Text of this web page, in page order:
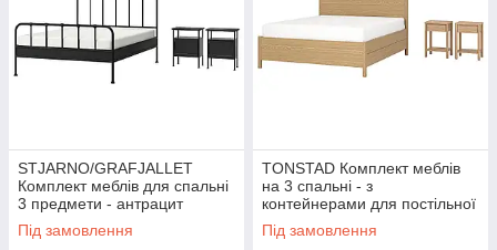
STJARNO/GRAFJALLET
Комплект меблів для спальні
3 предмети - антрацит
140х200 см IKEA 595.776.36
Під замовлення
TONSTAD Комплект меблів
на 3 спальні - з
контейнерами для постільної
білизни/дубовий шпон
160х200 см IKEA 695.775.46
Під замовлення